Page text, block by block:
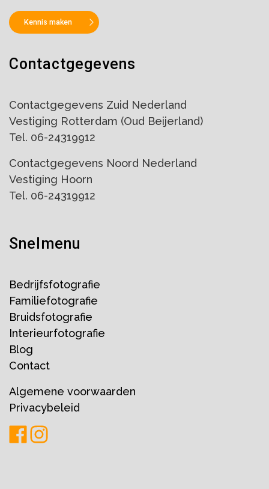
Kennis maken
Contactgegevens
Contactgegevens Zuid Nederland
Vestiging Rotterdam (Oud Beijerland)
Tel. 06-24319912
Contactgegevens Noord Nederland
Vestiging Hoorn
Tel. 06-24319912
Snelmenu
Bedrijfsfotografie
Familiefotografie
Bruidsfotografie
Interieurfotografie
Blog
Contact
Algemene voorwaarden
Privacybeleid